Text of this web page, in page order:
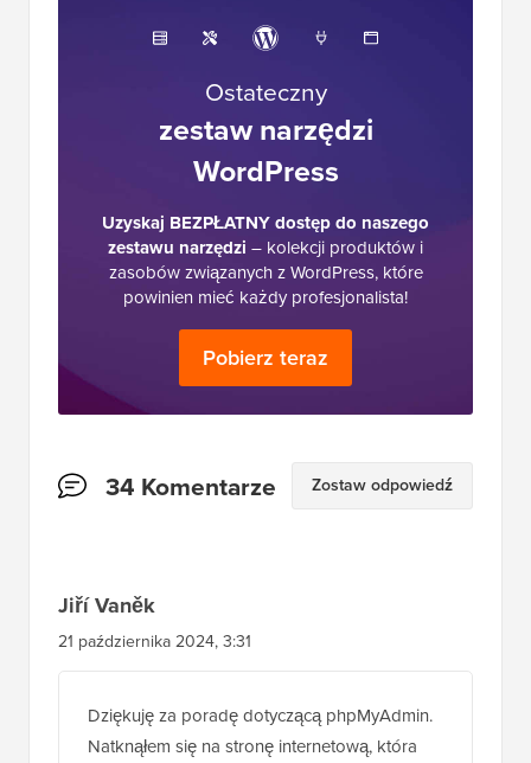
Ostateczny
zestaw narzędzi
WordPress
Uzyskaj BEZPŁATNY dostęp do naszego
zestawu narzędzi – kolekcji produktów i
zasobów związanych z WordPress, które
powinien mieć każdy profesjonalista!
Pobierz teraz
Interakcje
34 Komentarze Zostaw odpowiedź
Jiří Vaněk
21 października 2024, 3:31
Dziękuję za poradę dotyczącą phpMyAdmin.
Natknąłem się na stronę internetową, która